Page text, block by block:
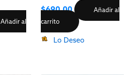
Añadir al
$690.00
Añadir al
carrito
Lo Deseo